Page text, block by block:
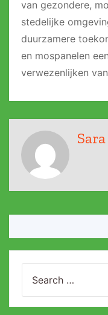
van gezondere,
stedelijke
duurzamere
en mospanelen
verwezenlijken
Sara
for: